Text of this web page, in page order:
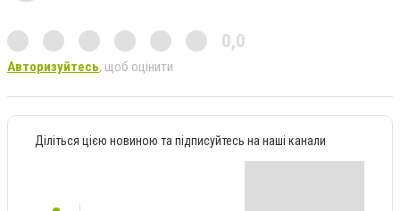
0,0
Авторизуйтесь, щоб оцінити
Діліться цією новиною та підписуйтесь на наші канали